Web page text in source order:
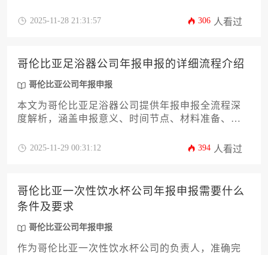
限、常见费用构成，到影响办理周期的关键因素和
详尽指南都将提供专业、可操作的解决方案，助您
规避风险，确保企业合规运营。
2025-11-28 21:31:57 306 人看过
哥伦比亚足浴器公司年报申报的详细流程介绍
哥伦比亚公司年报申报
本文为哥伦比亚足浴器公司提供年报申报全流程深
度解析，涵盖申报意义、时间节点、材料准备、系
业高效完成哥伦比亚公司年报申报义务，规避经营
2025-11-29 00:31:12 394 人看过
哥伦比亚一次性饮水杯公司年报申报需要什么
条件及要求
哥伦比亚公司年报申报
作为哥伦比亚一次性饮水杯公司的负责人，准确完